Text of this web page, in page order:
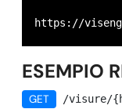
https://
ESEMPIO
GET /visure/